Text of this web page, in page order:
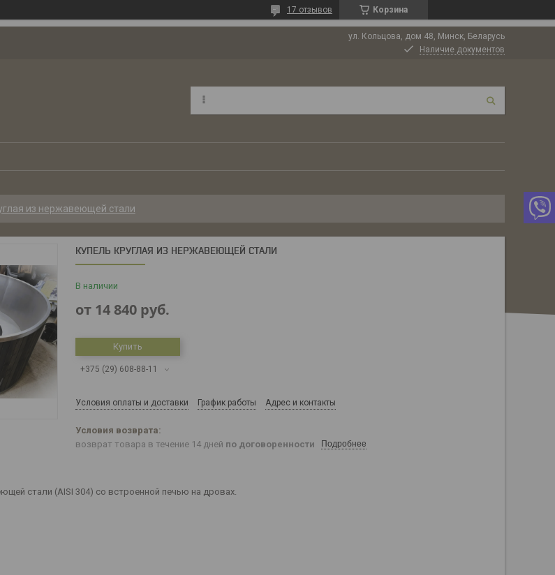
Корзина
17 отзывов
ул. Кольцова, дом 48, Минск, Беларусь
Наличие документов
из нержавеющей стали
КУПЕЛЬ КРУГЛАЯ ИЗ НЕРЖАВЕЮЩЕЙ СТАЛИ
В наличии
от 14 840 руб.
Купить
+375 (29) 608-88-11
Условия оплаты и доставки График работы Адрес и контакты
возврат товара в течение 14 дней по договоренности Подробнее
стали (AISI 304) со встроенной печью на дровах.